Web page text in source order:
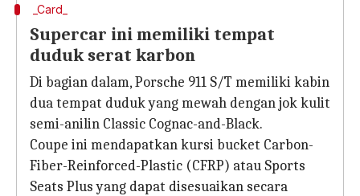
_Card_
Supercar ini memiliki tempat
duduk serat karbon
Di bagian dalam, Porsche 911 S/T memiliki kabin
dua tempat duduk yang mewah dengan jok kulit
semi-anilin Classic Cognac-and-Black.
Coupe ini mendapatkan kursi bucket Carbon-
Fiber-Reinforced-Plastic (CFRP) atau Sports
Seats Plus yang dapat disesuaikan secara